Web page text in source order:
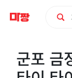
포군포 금